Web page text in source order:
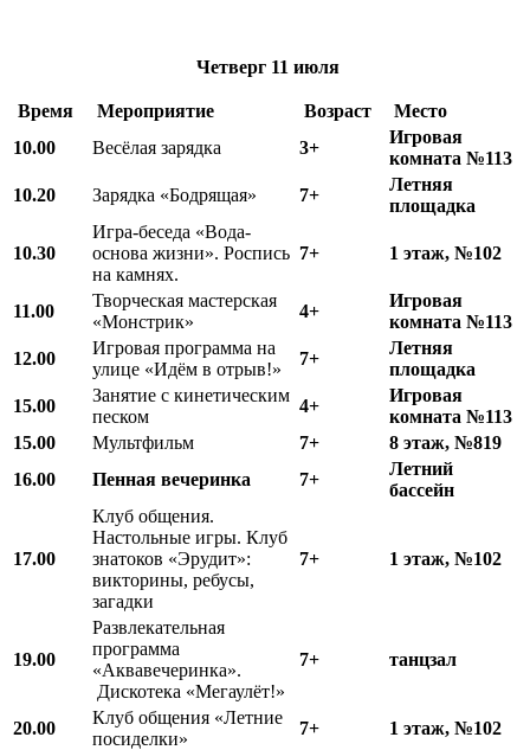
Четверг 11 июля
Время Мероприятие Возраст
Место
10.00
Весёлая зарядка 3+
Игровая
комната №113
10.20
Зарядка «Бодрящая» 7+
Летняя
площадка
10.30
Игра-беседа «Вода-
основа жизни». Роспись
на камнях.
7+ 1 этаж, №102
11.00
Творческая мастерская
«Монстрик»
4+
Игровая
комната №113
12.00
Игровая программа на
улице «Идём в отрыв!»
7+
Летняя
площадка
15.00
Занятие с кинетическим
песком
4+
Игровая
комната №113
15.00
Мультфильм 7+
8 этаж, №819
16.00
Пенная вечеринка 7+
Летний
бассейн
17.00
Клуб общения.
Настольные игры. Клуб
знатоков «Эрудит»:
викторины, ребусы,
загадки
7+ 1 этаж, №102
19.00
Развлекательная
программа
«Аквавечеринка».
Дискотека «Мегаулёт!»
7+ танцзал
20.00
Клуб общения «Летние
посиделки»
7+
1 этаж, №102